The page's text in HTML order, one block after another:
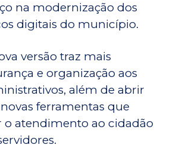
na modernização dos
digitais do município.
versão traz mais
e organização aos
além de abrir
ferramentas que
o atendimento ao cidadão